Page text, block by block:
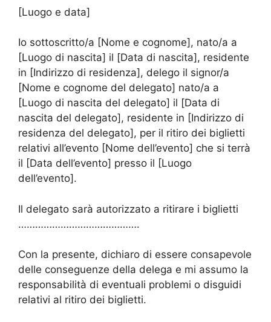
[Luogo e data]
Io sottoscritto/a [Nome e cognome], nato/a a
[Luogo di nascita] il [Data di nascita], residente
in [Indirizzo di residenza], delego il signor/a
[Nome e cognome del delegato] nato/a a
[Luogo di nascita del delegato] il [Data di
nascita del delegato], residente in [Indirizzo di
residenza del delegato], per il ritiro dei biglietti
relativi all’evento [Nome dell’evento] che si terrà
il [Data dell’evento] presso il [Luogo
dell’evento].
Il delegato sarà autorizzato a ritirare i biglietti
…………………………………….
Con la presente, dichiaro di essere consapevole
delle conseguenze della delega e mi assumo la
responsabilità di eventuali problemi o disguidi
relativi al ritiro dei biglietti.